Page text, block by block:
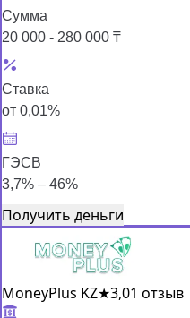
Сумма
20 000 - 280 000 ₸
Ставка
от 0,01%
ГЭСВ
3,7% – 46%
Получить деньги
MoneyPlus KZ★3,01 отзыв